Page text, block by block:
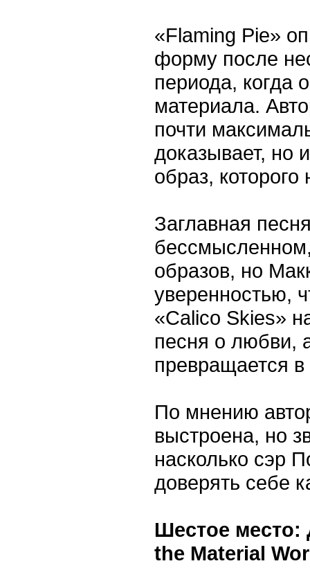
«Flaming Pie»
форму после
периода, когда
материала.
почти
доказывает, но
образ,
Заглавная
образов, но
уверенностью,
«Calico Skies»
песня о любви,
превращается
По мнению
выстроена, но
насколько сэр
доверять себе
Шестое
the Material